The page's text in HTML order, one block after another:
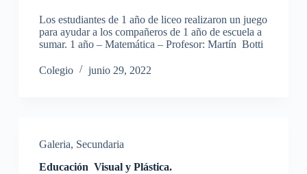
Los estudiantes de 1 año de liceo realizaron un juego
para ayudar a los compañeros de 1 año de escuela a
sumar. 1 año – Matemática – Profesor: Martín Botti
Colegio junio 29, 2022
Galeria, Secundaria
Educación Visual y Plástica.